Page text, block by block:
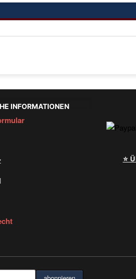
INFORMATIONEN
⭐